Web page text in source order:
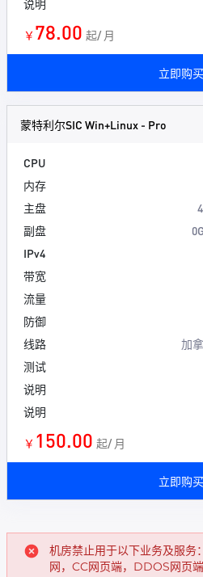
说明
￥ 78.00 起/ 月
立即购买
蒙特利尔SIC Win+Linux - Pro
CPU
内存
主盘
副盘
IPv4
带宽
流量
防御
线路
加
测试
说明
说明
￥ 150.00 起/ 月
立即购买
机房禁止用于以下业务及服务
网，CC网页端，DDOS网页